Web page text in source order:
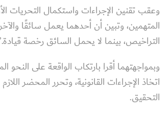
وعقب تقنين الإجراءات واستكمال التحريات
المتهمين، وتبين أن أحدهما يعمل سائقًا
التراخيص، بينما لا يحمل السائق رخصة
وبمواجهتهما أقرا بارتكاب الواقعة على النحو
اتخاذ الإجراءات القانونية، وتحرر المحضر
التحقيق.